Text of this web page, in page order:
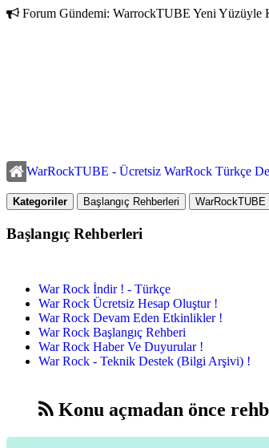
Forum Gündemi: WarrockTUBE Yeni Yüzüyle
WarRockTUBE - Ücretsiz WarRock Türkçe
Kategoriler Başlangıç Rehberleri
Başlangıç Rehberleri
War Rock İndir ! - Türkçe
War Rock Ücretsiz Hesap Oluştur !
War Rock Devam Eden Etkinlikler !
War Rock Başlangıç Rehberi
War Rock Haber Ve Duyurular !
War Rock - Teknik Destek (Bilgi Arşivi) !
Konu açmadan önce